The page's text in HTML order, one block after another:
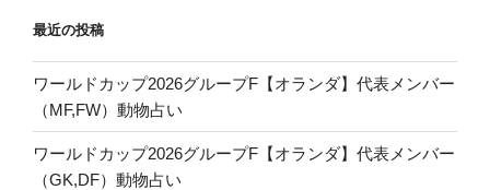
最近の投稿
ワールドカップ2026グループF【オランダ】代表メンバー
（MF,FW）動物占い
ワールドカップ2026グループF【オランダ】代表メンバー
（GK,DF）動物占い